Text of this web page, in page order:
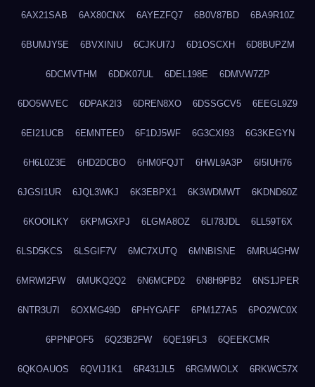
6AX21SAB 6AX80CNX 6AYEZFQ7 6B0V87BD 6BA9R10Z
6BUMJY5E 6BVXINIU 6CJKUI7J 6D1OSCXH 6D8BUPZM
6DCMVTHM 6DDK07UL 6DEL198E 6DMVW7ZP
6DO5WVEC 6DPAK2I3 6DREN8XO 6DSSGCV5 6EEGL9Z9
6EI21UCB 6EMNTEE0 6F1DJ5WF 6G3CXI93 6G3KEGYN
6H6L0Z3E 6HD2DCBO 6HM0FQJT 6HWL9A3P 6I5IUH76
6JGSI1UR 6JQL3WKJ 6K3EBPX1 6K3WDMWT 6KDND60Z
6KOOILKY 6KPMGXPJ 6LGMA8OZ 6LI78JDL 6LL59T6X
6LSD5KCS 6LSGIF7V 6MC7XUTQ 6MNBISNE 6MRU4GHW
6MRWI2FW 6MUKQ2Q2 6N6MCPD2 6N8H9PB2 6NS1JPER
6NTR3U7I 6OXMG49D 6PHYGAFF 6PM1Z7A5 6PO2WC0X
6PPNPOF5 6Q23B2FW 6QE19FL3 6QEEKCMR
6QKOAUOS 6QVIJ1K1 6R431JL5 6RGMWOLX 6RKWC57X